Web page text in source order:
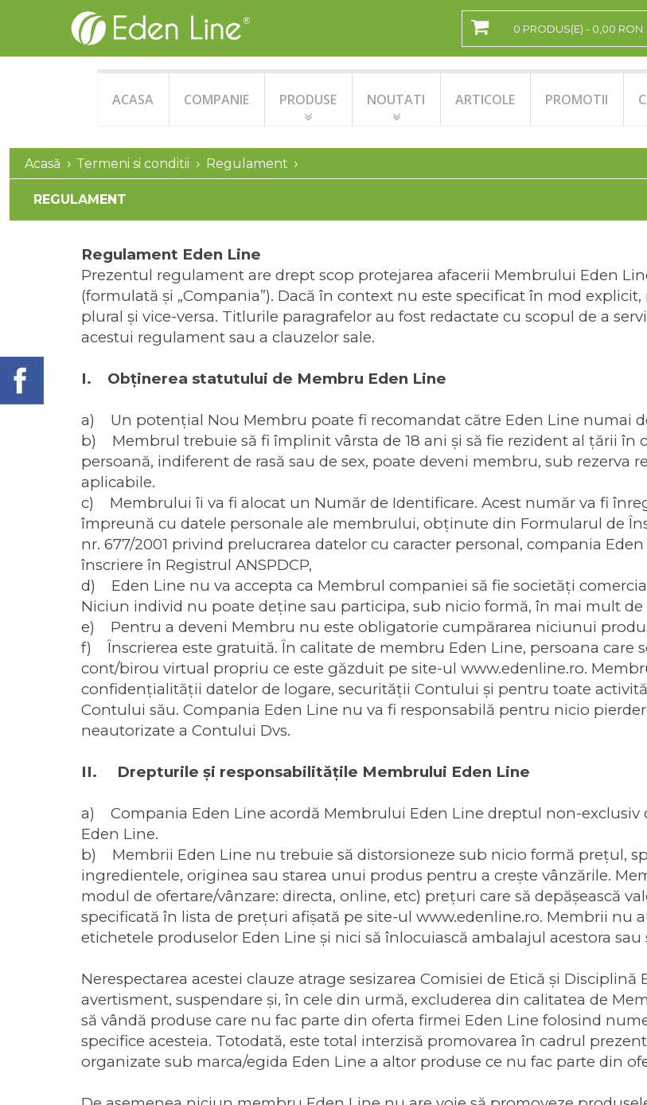
0 PRODUS(E) - 0,00 RON
ACASA COMPANIE PRODUSE NOUTATI ARTICOLE PROMOTII
Acasă Termeni si conditii Regulament
REGULAMENT
Regulament Eden Line
Prezentul regulament are drept scop protejarea afacerii Membrului Eden
(formulată şi „Compania”). Dacă în context nu este specificat în mod
plural şi vice-versa. Titlurile paragrafelor au fost redactate cu scopul de a
acestui regulament sau a clauzelor sale.
I. Obţinerea statutului de Membru Eden Line
a) Un potenţial Nou Membru poate fi recomandat către Eden Line numai
b) Membrul trebuie să fi împlinit vârsta de 18 ani şi să fie rezident al ţării în
persoană, indiferent de rasă sau de sex, poate deveni membru, sub rezerva
aplicabile.
c) Membrului îi va fi alocat un Număr de Identificare. Acest număr va fi
împreună cu datele personale ale membrului, obţinute din Formularul de
nr. 677/2001 privind prelucrarea datelor cu caracter personal, compania
înscriere în Registrul ANSPDCP,
d) Eden Line nu va accepta ca Membrul companiei să fie societăţi
Niciun individ nu poate deţine sau participa, sub nicio formă, în mai mult de
e) Pentru a deveni Membru nu este obligatorie cumpărarea niciunui
f) Înscrierea este gratuită. În calitate de membru Eden Line, persoana care
cont/birou virtual propriu ce este găzduit pe site-ul www.edenline.ro.
confidenţialităţii datelor de logare, securităţii Contului şi pentru toate
Contului său. Compania Eden Line nu va fi responsabilă pentru nicio
neautorizate a Contului Dvs.
II. Drepturile şi responsabilităţile Membrului Eden Line
a) Compania Eden Line acordă Membrului Eden Line dreptul non-exclusiv
Eden Line.
b) Membrii Eden Line nu trebuie să distorsioneze sub nicio formă preţul,
ingredientele, originea sau starea unui produs pentru a creşte vânzările.
modul de ofertare/vânzare: directa, online, etc) prețuri care să depăşească
specificată în lista de prețuri afişată pe site-ul www.edenline.ro. Membrii nu
etichetele produselor Eden Line şi nici să înlocuiască ambalajul acestora
Nerespectarea acestei clauze atrage sesizarea Comisiei de Etică şi
avertisment, suspendare şi, în cele din urmă, excluderea din calitatea de
să vândă produse care nu fac parte din oferta firmei Eden Line folosind
specifice acesteia. Totodată, este total interzisă promovarea în cadrul
organizate sub marca/egida Eden Line a altor produse ce nu fac parte din